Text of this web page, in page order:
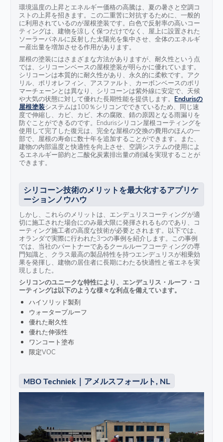
環境温度の上昇とエネルギー価格の高騰は、夏の暑さと空調コ
ストの上昇を招きます。この二重苦に対抗するために、一般的
に利用されているのが屋根塗装です。白色で反射率の高いコー
ティングは、建物を涼しく保つだけでなく、屋上に設置された
ソーラーパネルに反射した太陽光を集中させ、全体のエネルギ
ー産出量を増加させる作用があります。
屋根の塗装にはさまざまな方法がありますが、耐久性という点
では、シリコーンベースの屋根塗装が明らかに優れています。
シリコーンは本質的に耐久性があり、永久的に柔軟です。アク
リル、ポリオレフィン、アスファルト、カーボンベースのポリ
マーチェーンとは異なり、シリコーンは紫外線に安定で、天候
や大気の状態に対して優れた長期性能を提供します。 Endurisの
屋根塗装システムは100％シリコンでできているため、同じ速
度で伸縮し、カビ、カビ、木の腐敗、錆の原因となる雨漏りを
防ぐことができるのです。Endurisシリコン屋根コーティングを
使用して完了した復元は、完全な屋根の交換の費用のほんの一
部で、屋根の寿命に数十年を追加することができます。また、
建物の内部温度と快適性を向上させ、空調システムの使用によ
るエネルギー節約と二酸化炭素排出量の削減を実現することが
できます。
シリコーン技術のメリットを最大化するアプリケ
ーションノウハウ
しかし、これらのメリットは、エンデュリスコーティングが適
切に施工された場合にのみ最大限に発揮されるものであり、コ
ーティング施工者の高度な技術が必要とされます。以下では、
オランダで実際に行われた3つの事例を紹介します。この事例
では、当社のパートナーであるクールルーフコーティングの専
門知識と、クラス最高の製品特性を持つエンデュリスが相乗効
果を発揮し、建物の居住者に長期にわたる快適性と省エネを実
現しました。
シリコンのユニークな特性により、エンデュリス・ルーフ・コ
ーティングは以下のような様々な利点を備えています。
ハイソリッド製剤
ウォータープルーフ
優れた耐久性
優れた伸張性
ワンコート塗布
限定VOC
MBO Techniek｜アメルスフォールト, NL